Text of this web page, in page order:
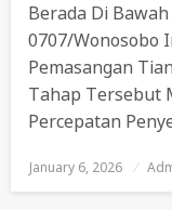
Berada Di
0707/Wonosobo
Pemasangan
Tahap Tersebut
Percepatan
Posted
January 6, 2026